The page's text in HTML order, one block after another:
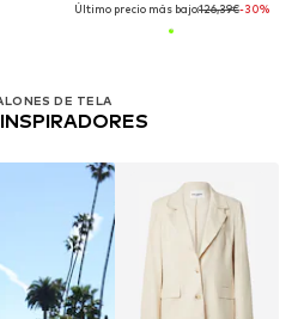
DE TELA
Último precio más bajo:126,39€-30%